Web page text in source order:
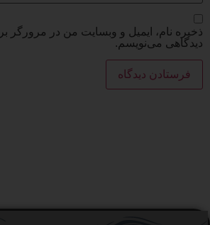
ذخیره نام، ایمیل و وبسایت من در مرورگر
دیدگاهی می‌نویسم.